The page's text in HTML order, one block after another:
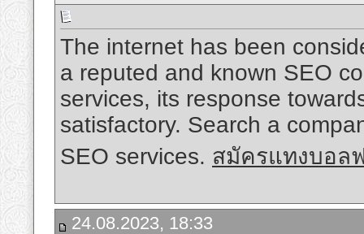
The internet has been
a reputed and known SEO
services, its response
satisfactory. Search a
SEO services. สมัครแทงบอล
24.08.2023, 18:33